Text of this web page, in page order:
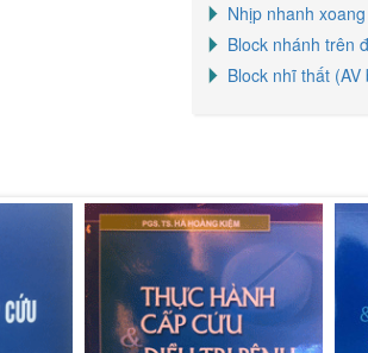
Nhịp nhanh
Block nhánh trên
Block nhĩ thất